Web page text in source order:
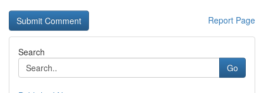
Report Page
Search
Go